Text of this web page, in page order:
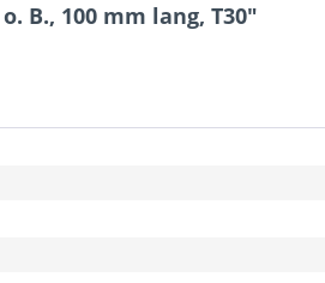
B., 100 mm lang, T30"